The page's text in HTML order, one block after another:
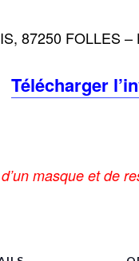
87250 FOLLES –
Télécharger
masque et de